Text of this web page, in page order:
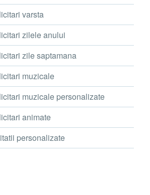
varsta
zilele anului
zile saptamana
muzicale
muzicale personalizate
animate
personalizate